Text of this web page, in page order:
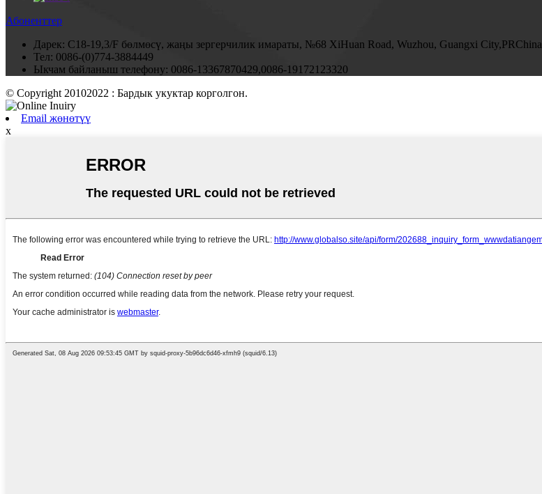
Абоненттер
Дарек: C18-19,3/F бөлмөсү, жаңы зергерчилик имараты, №68 XiHuan Road, Wuzhou, Guangxi City,PRChina
Тел: 0086-(0)774-3884449
Ыкчам байланыш телефону: 0086-13367870429,0086-19172123320
© Copyright 20102022 : Бардык укуктар корголгон.
Email жөнөтүү
x